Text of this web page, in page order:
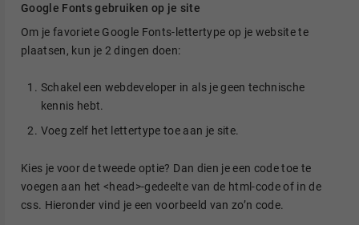
Google Fonts gebruiken op je site
Om je favoriete Google Fonts-lettertype op je website te
plaatsen, kun je 2 dingen doen:
Schakel een webdeveloper in als je geen technische
kennis hebt.
Voeg zelf het lettertype toe aan je site.
Kies je voor de tweede optie? Dan dien je een code toe te
voegen aan het <head>-gedeelte van de html-code of in de
css. Hieronder vind je een voorbeeld van zo’n code.